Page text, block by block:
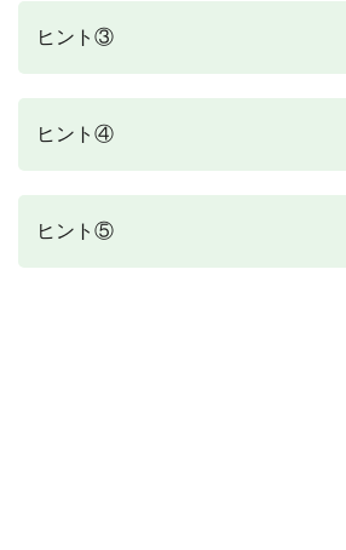
ヒント③
ヒント④
ヒント⑤